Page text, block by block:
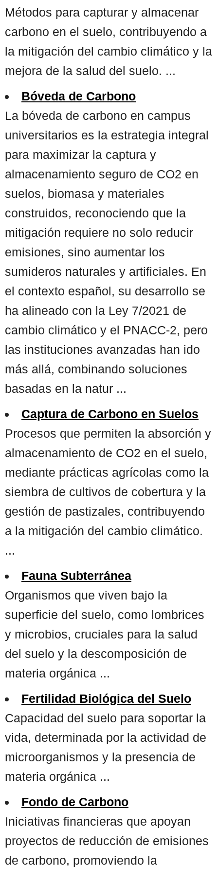
Métodos para capturar y almacenar
carbono en el suelo, contribuyendo a
la mitigación del cambio climático y la
mejora de la salud del suelo. ...
Bóveda de Carbono
La bóveda de carbono en campus
universitarios es la estrategia integral
para maximizar la captura y
almacenamiento seguro de CO2 en
suelos, biomasa y materiales
construidos, reconociendo que la
mitigación requiere no solo reducir
emisiones, sino aumentar los
sumideros naturales y artificiales. En
el contexto español, su desarrollo se
ha alineado con la Ley 7/2021 de
cambio climático y el PNACC-2, pero
las instituciones avanzadas han ido
más allá, combinando soluciones
basadas en la natur ...
Captura de Carbono en Suelos
Procesos que permiten la absorción y
almacenamiento de CO2 en el suelo,
mediante prácticas agrícolas como la
siembra de cultivos de cobertura y la
gestión de pastizales, contribuyendo
a la mitigación del cambio climático.
...
Fauna Subterránea
Organismos que viven bajo la
superficie del suelo, como lombrices
y microbios, cruciales para la salud
del suelo y la descomposición de
materia orgánica ...
Fertilidad Biológica del Suelo
Capacidad del suelo para soportar la
vida, determinada por la actividad de
microorganismos y la presencia de
materia orgánica ...
Fondo de Carbono
Iniciativas financieras que apoyan
proyectos de reducción de emisiones
de carbono, promoviendo la